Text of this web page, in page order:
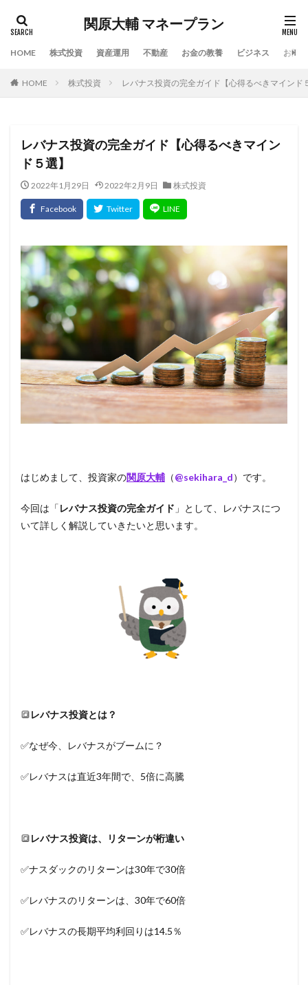
関原大輔 マネープラン
HOME 株式投資 資産運用 不動産 お金の教養 ビジネス お問
HOME 株式投資 レバナス投資の完全ガイド【心得るべきマインド
レバナス投資の完全ガイド【心得るべきマイン
ド５選】
2022年1月29日 2022年2月9日 株式投資
はじめまして、投資家の関原大輔 （@sekihara_d）です。
今回は「レバナス投資の完全ガイド 」として、レバナスにつ
いて詳しく解説していきたいと思います。
🔳レバナス投資とは？
✅なぜ今、レバナスがブームに？
✅レバナスは直近3年間で、5倍に高騰
🔳レバナス投資は、リターンが桁違い
✅ナスダックのリターンは30年で30倍
✅レバナスのリターンは、30年で60倍
✅レバナスの長期平均利回りは14.5％